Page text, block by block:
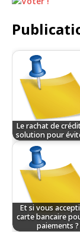
Le rachat de
solution pour
Et si vous
carte bancaire
paiements ?